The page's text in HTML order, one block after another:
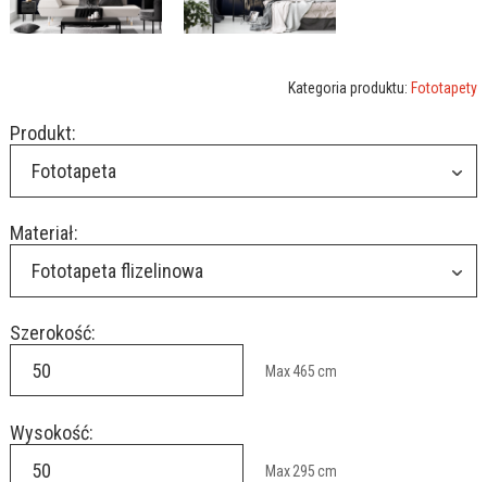
Kategoria produktu: Fototapety
Produkt:
Fototapeta
Materiał:
Fototapeta flizelinowa
Szerokość:
Max465cm
Wysokość:
Max295cm